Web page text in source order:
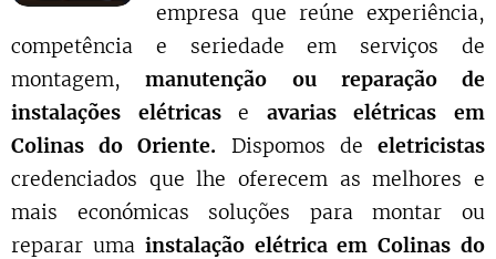
empresa que reúne experiência,
competência e seriedade em serviços de
montagem,manutenção ou reparação de
instalações elétricase avarias elétricas em
Colinas do Oriente. Dispomos deeletricistas
credenciados que lhe oferecem as melhores e
mais económicas soluções para montar ou
reparar uma instalação elétrica emColinas do